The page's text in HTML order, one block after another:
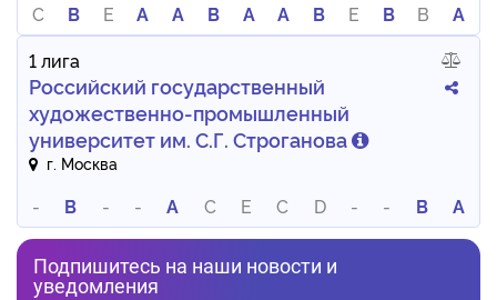
C B E A A B A A B E B B
A
1 лига
Российский государственный
художественно-промышленный
университет им. С.Г. Строганова
г. Москва
- B - - A C E C D - - B A
Подпишитесь на наши новости и
уведомления